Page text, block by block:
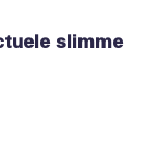
slimme